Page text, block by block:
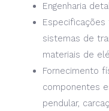
Engenharia
sistemas de
materiais de
Fornecimento
componentes
pendular,